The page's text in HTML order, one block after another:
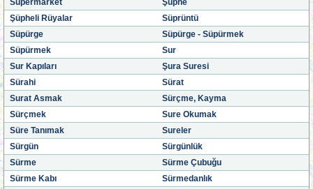
Süpermarket
Şüphe
Şüpheli Rüyalar
Süprüntü
Süpürge
Süpürge - Süpürmek
Süpürmek
Sur
Sur Kapıları
Şura Suresi
Sürahi
Sürat
Surat Asmak
Sürçme, Kayma
Sürçmek
Sure Okumak
Süre Tanımak
Sureler
Sürgün
Sürgünlük
Sürme
Sürme Çubuğu
Sürme Kabı
Sürmedanlık